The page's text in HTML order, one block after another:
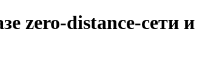
zero-distance-сети и